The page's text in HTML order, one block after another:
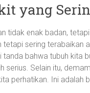
yang
tidak enak badan,
sering terabaikan
tanda bahwa tubuh kita
serius. Selain itu,
perhatikan. Ini adalah